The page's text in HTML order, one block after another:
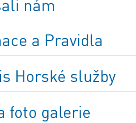
nám
a Pravidla
Horské služby
foto galerie